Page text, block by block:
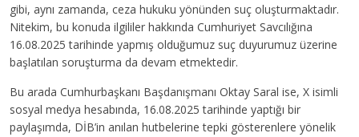
gibi, aynı zamanda, ceza hukuku yönünden suç oluşturmaktadır.
Nitekim, bu konuda ilgililer hakkında Cumhuriyet Savcılığına
16.08.2025 tarihinde yapmış olduğumuz suç duyurumuz üzerine
başlatılan soruşturma da devam etmektedir.
Bu arada Cumhurbaşkanı Başdanışmanı Oktay Saral ise, X isimli
sosyal medya hesabında, 16.08.2025 tarihinde yaptığı bir
paylaşımda, DİB’in anılan hutbelerine tepki gösterenlere yönelik